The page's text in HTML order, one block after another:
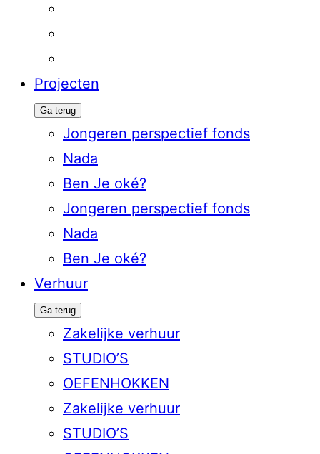
Projecten
Ga terug
Jongeren perspectief fonds
Nada
Ben Je oké?
Jongeren perspectief fonds
Nada
Ben Je oké?
Verhuur
Ga terug
Zakelijke verhuur
STUDIO’S
OEFENHOKKEN
Zakelijke verhuur
STUDIO’S